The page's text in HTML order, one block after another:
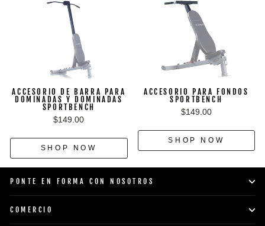
ACCESORIO DE BARRA PARA
DOMINADAS Y DOMINADAS
SPORTBENCH
$149.00
SHOP NOW
ACCESORIO PARA FONDOS
SPORTBENCH
$149.00
SHOP NOW
PONTE EN FORMA CON NOSOTROS
COMERCIO